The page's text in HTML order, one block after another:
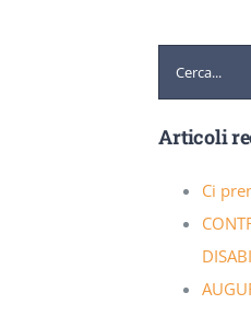
Articoli
Ci